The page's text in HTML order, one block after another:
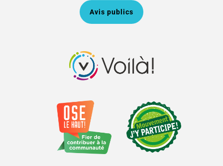
Avis publics